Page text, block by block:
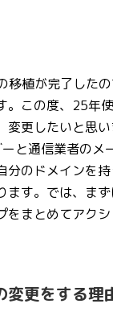
移植が完了した
。この度、25年
変更したいと思
と通信業者のメ
のドメインを持
ます。では、ま
をまとめてアク
変更をする理